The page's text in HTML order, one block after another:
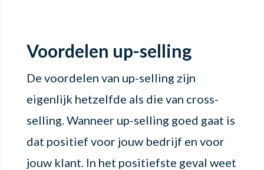
Voordelen up-selling
De voordelen van up-selling zijn
eigenlijk hetzelfde als die van cross-
selling. Wanneer up-selling goed gaat is
dat positief voor jouw bedrijf en voor
jouw klant. In het positiefste geval weet